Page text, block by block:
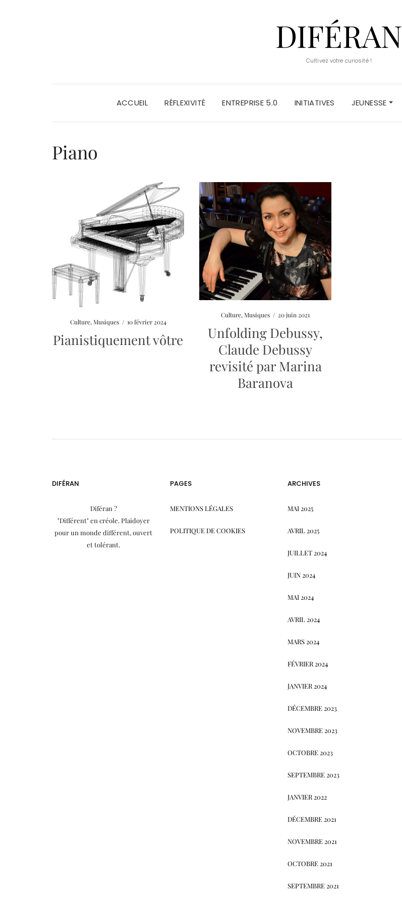
DIFÉRAN
Cultivez votre curiosité !
ACCUEIL RÉFLEXIVITÉ ENTREPRISE 5.0 INITIATIVES JEUNESSE
Piano
Culture,Musiques / 10 février 2024
Pianistiquement vôtre
Culture,Musiques / 20 juin 2021
Unfolding Debussy,
Claude Debussy
revisité par Marina
Baranova
DIFÉRAN
Diféran ?
"Différent" en créole. Plaidoyer
pour un monde différent, ouvert
et tolérant.
PAGES
MENTIONS LÉGALES
POLITIQUE DE COOKIES
ARCHIVES
MAI 2025
AVRIL 2025
JUILLET 2024
JUIN 2024
MAI 2024
AVRIL 2024
MARS 2024
FÉVRIER 2024
JANVIER 2024
DÉCEMBRE 2023
NOVEMBRE 2023
OCTOBRE 2023
SEPTEMBRE 2023
JANVIER 2022
DÉCEMBRE 2021
NOVEMBRE 2021
OCTOBRE 2021
SEPTEMBRE 2021